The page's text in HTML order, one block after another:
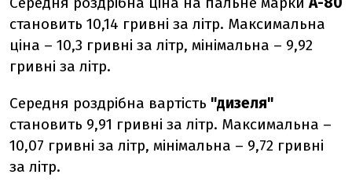
становить 10,14 гривні за літр. Максимальна
ціна – 10,3 гривні за літр, мінімальна – 9,92
гривні за літр.
Середня роздрібна вартість "дизеля"
становить 9,91 гривні за літр. Максимальна –
10,07 гривні за літр, мінімальна – 9,72 гривні
за літр.